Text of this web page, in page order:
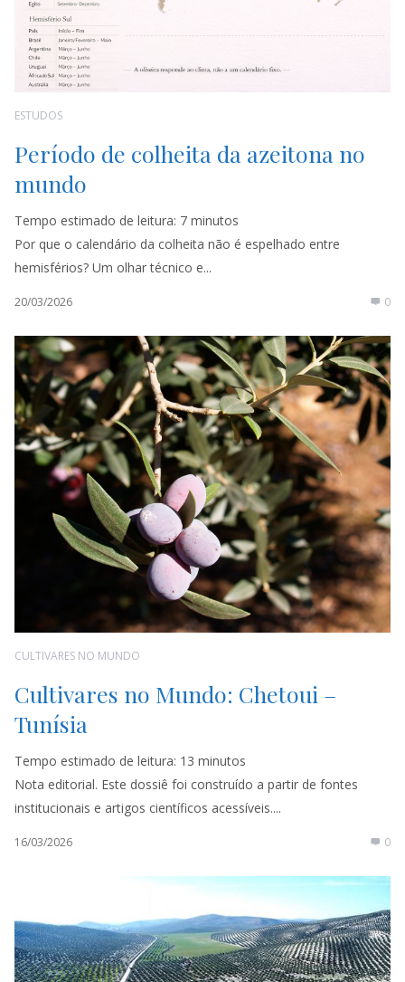
ESTUDOS
Período de colheita da azeitona no
mundo
Tempo estimado de leitura: 7 minutos
Por que o calendário da colheita não é espelhado entre
hemisférios? Um olhar técnico e...
20/03/2026 0
CULTIVARES NO MUNDO
Cultivares no Mundo: Chetoui –
Tunísia
Tempo estimado de leitura: 13 minutos
Nota editorial. Este dossiê foi construído a partir de fontes
institucionais e artigos científicos acessíveis....
16/03/2026 0